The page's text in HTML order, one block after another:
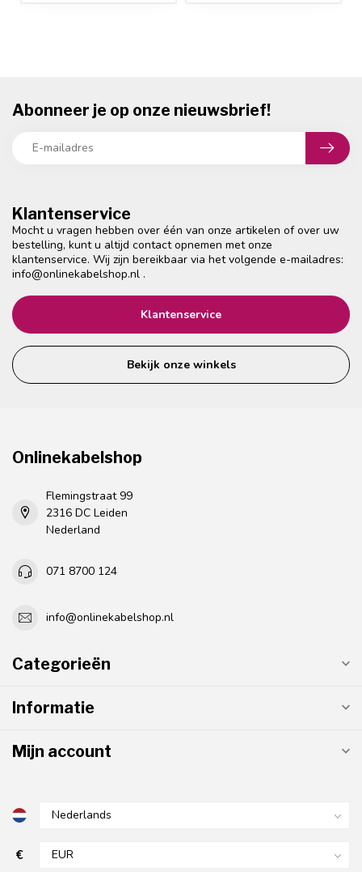
Klantenservice
Mocht u vragen hebben over één van onze artikelen of over uw
bestelling, kunt u altijd contact opnemen met onze
klantenservice. Wij zijn bereikbaar via het volgende e-mailadres:
info@onlinekabelshop.nl .
Klantenservice
Bekijk onze winkels
Abonneer je op onze nieuwsbrief!
Onlinekabelshop
Flemingstraat 99
2316 DC Leiden
Nederland
071 8700 124
info@onlinekabelshop.nl
Categorieën
Informatie
Mijn account
€